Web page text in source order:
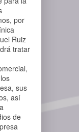
por
Ruiz
tratar
sus
así
de